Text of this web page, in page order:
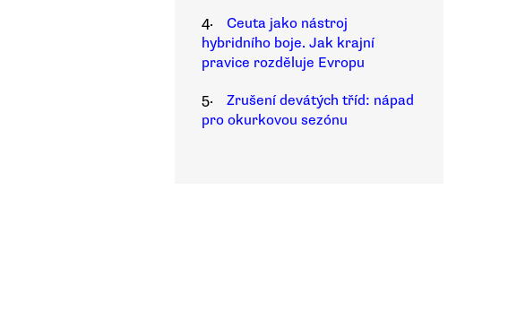
4.
Ceuta jako nástroj
hybridního boje. Jak krajní
pravice rozděluje Evropu
5.
Zrušení devátých tříd: nápad
pro okurkovou sezónu